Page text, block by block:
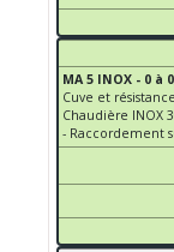
MA 5 INOX - 0 à
Cuve et
Chaudière INOX
- Raccordement